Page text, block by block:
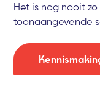
Het is nog nooit
toonaangevende